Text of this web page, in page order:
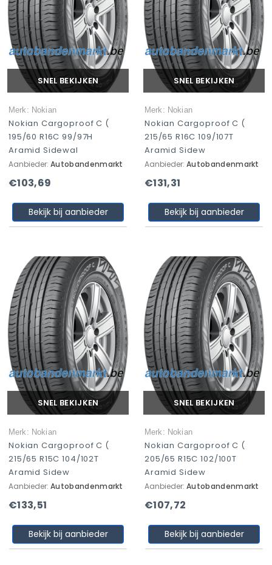
SNEL BEKIJKEN
Merk: Nokian
Nokian Cargoproof C (
195/60 R16C 99/97H
Aramid Sidewal
Aanbieder: Autobandenmarkt
€103,69
Bekijk bij aanbieder
SNEL BEKIJKEN
Merk: Nokian
Nokian Cargoproof C (
215/65 R16C 109/107T
Aramid Sidew
Aanbieder: Autobandenmarkt
€131,31
Bekijk bij aanbieder
SNEL BEKIJKEN
Merk: Nokian
Nokian Cargoproof C (
215/65 R15C 104/102T
Aramid Sidew
Aanbieder: Autobandenmarkt
€133,51
Bekijk bij aanbieder
SNEL BEKIJKEN
Merk: Nokian
Nokian Cargoproof C (
205/65 R15C 102/100T
Aramid Sidew
Aanbieder: Autobandenmarkt
€107,72
Bekijk bij aanbieder